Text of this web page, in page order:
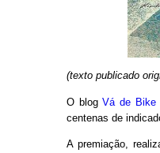
(texto publicado
O blogVá de Bike
centenas de
A premiação,